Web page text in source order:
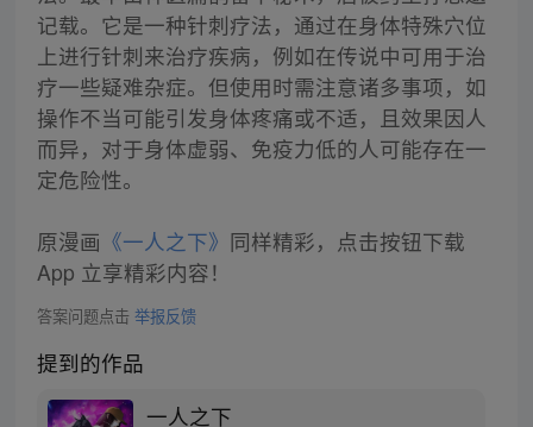
记载。它是一种针刺疗法，通过在身体特殊穴位
上进行针刺来治疗疾病，例如在传说中可用于治
疗一些疑难杂症。但使用时需注意诸多事项，如
操作不当可能引发身体疼痛或不适，且效果因人
而异，对于身体虚弱、免疫力低的人可能存在一
定危险性。
原漫画 《一人之下》 同样精彩，点击按钮下载
App 立享精彩内容！
答案问题点击 举报反馈
提到的作品
一人之下